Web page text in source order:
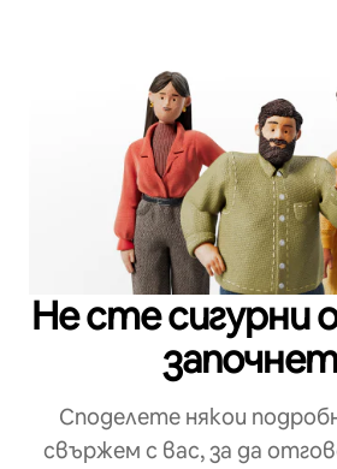
Не сте сигурни
Споделете някои
свържем с вас, за да